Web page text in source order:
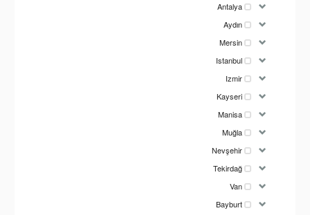
Antalya
Aydın
Mersin
Istanbul
Izmir
Kayseri
Manisa
Muğla
Nevşehir
Tekirdağ
Van
Bayburt